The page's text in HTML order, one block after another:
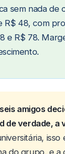
sem nada
R$ 48, com
e R$ 78.
amigos
de verdade,
do grupo, e